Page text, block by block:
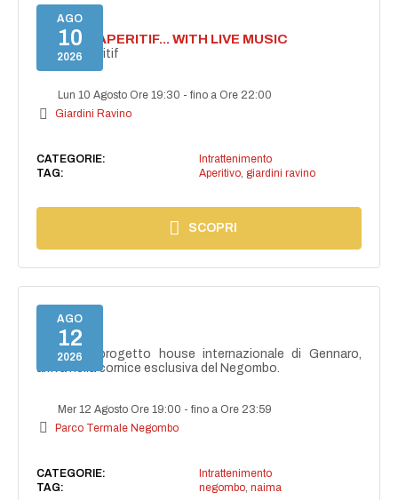
AGO
10
2026
SECRET APERITIF... WITH LIVE MUSIC
Secret aperitif
Lun 10 Agosto Ore 19:30 -fino a Ore 22:00
Giardini Ravino
CATEGORIE:
Intrattenimento
TAG:
Aperitivo, giardini ravino
SCOPRI
AGO
12
2026
NAIMA
NAIMA, il progetto house internazionale di Gennaro,
arriva nella cornice esclusiva del Negombo.
Mer 12 Agosto Ore 19:00 -fino a Ore 23:59
Parco Termale Negombo
CATEGORIE:
Intrattenimento
TAG:
negombo, naima